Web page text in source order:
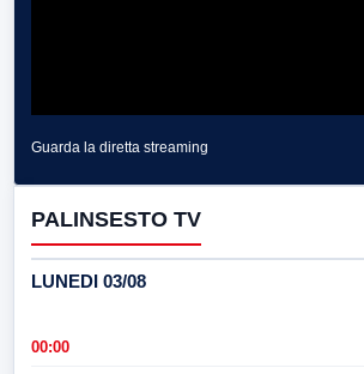
Guarda la diretta streaming
PALINSESTO TV
LUNEDI 03/08
00:00